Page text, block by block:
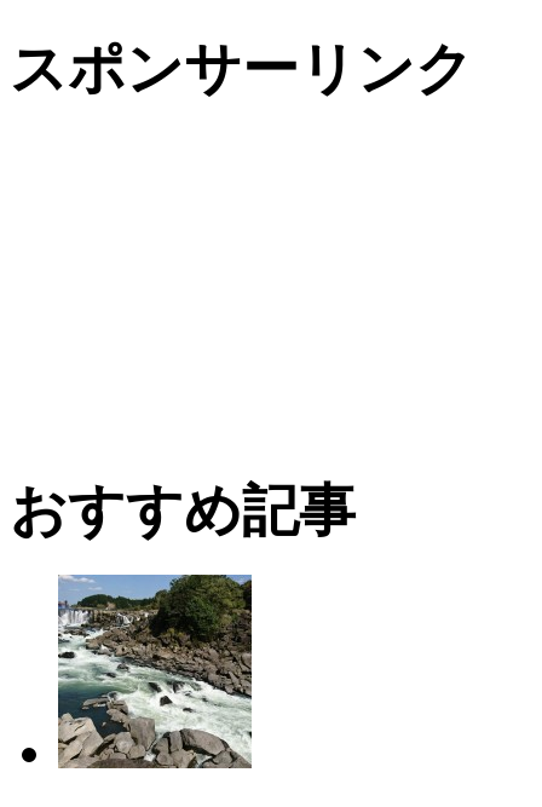
スポンサーリンク
おすすめ記事